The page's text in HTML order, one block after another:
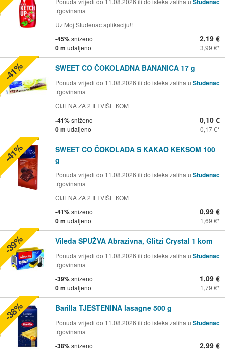
trgovinama
Uz Moj Studenac aplikaciju!!
-45%sniženo
0 m udaljeno
2,19 €
3,99 €
SWEET CO ČOKOLADNA BANANICA 17 g
Ponuda vrijedi do 11.08.2026 ili do isteka zaliha u Studenac
trgovinama
CIJENA ZA 2 ILI VIŠE KOM
-41%sniženo
0 m udaljeno
0,10 €
0,17 €
-41%
SWEET CO ČOKOLADA S KAKAO KEKSOM 100
g
Ponuda vrijedi do 11.08.2026 ili do isteka zaliha u Studenac
trgovinama
CIJENA ZA 2 ILI VIŠE KOM
-41%sniženo
0 m udaljeno
0,99 €
1,69 €
-41%
Vileda SPUŽVA Abrazivna, Glitzi Crystal 1 kom
Ponuda vrijedi do 11.08.2026 ili do isteka zaliha u Studenac
trgovinama
-39%sniženo
0 m udaljeno
1,09 €
1,79 €
-39%
Barilla TJESTENINA lasagne 500 g
Ponuda vrijedi do 11.08.2026 ili do isteka zaliha u Studenac
trgovinama
-38%sniženo 2,99 €
-38%